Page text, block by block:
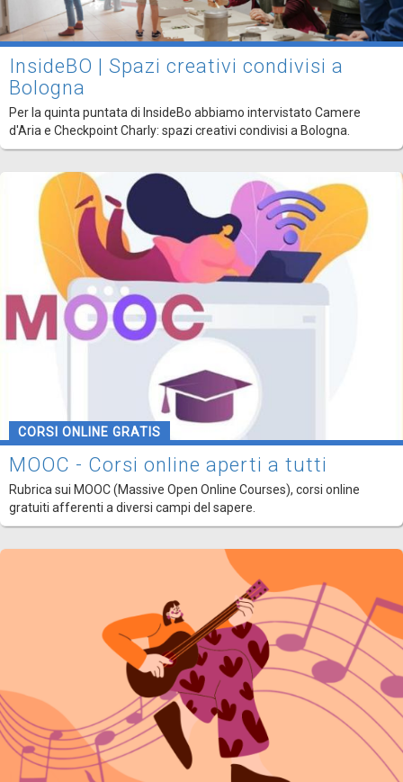
InsideBO | Spazi creativi condivisi a
Bologna
Per la quinta puntata di InsideBo abbiamo intervistato Camere
d'Aria e Checkpoint Charly: spazi creativi condivisi a Bologna.
CORSI ONLINE GRATIS
MOOC - Corsi online aperti a tutti
Rubrica sui MOOC (Massive Open Online Courses), corsi online
gratuiti afferenti a diversi campi del sapere.